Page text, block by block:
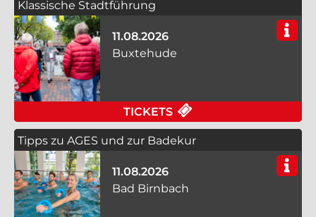
Klassische Stadtführung
11.08.2026
Buxtehude
TICKETS
Tipps zu AGES und zur Badekur
11.08.2026
Bad Birnbach